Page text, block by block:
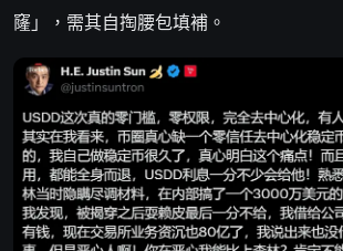
窿」，需其自掏腰包填補。